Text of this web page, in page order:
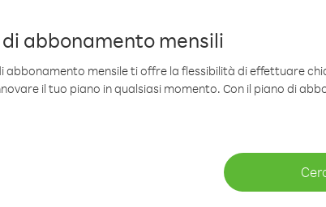
di abbonamento mensili
abbonamento mensile ti offre la flessibilità di effettuare
il tuo piano in qualsiasi momento. Con il piano di